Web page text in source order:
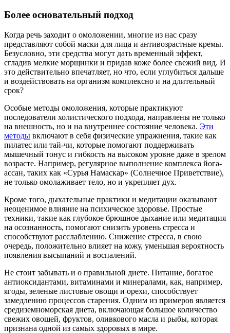
Более основательный подход
Когда речь заходит о омоложении, многие из нас сразу
представляют собой маски для лица и антивозрастные кремы.
Безусловно, эти средства могут дать временный эффект,
сгладив мелкие морщинки и придав коже более свежий вид. И
это действительно впечатляет, но что, если углубиться дальше
и воздействовать на организм комплексно и на длительный
срок?
Особые методы омоложения, которые практикуют
последователи холистического подхода, направлены не только
на внешность, но и на внутреннее состояние человека. Эти
методы включают в себя физические упражнения, такие как
пилатес или тай-чи, которые помогают поддерживать
мышечный тонус и гибкость на высоком уровне даже в зрелом
возрасте. Например, регулярное выполнение комплекса йога-
ассан, таких как «Сурья Намаскар» (Солнечное Приветствие),
не только омолаживает тело, но и укрепляет дух.
Кроме того, дыхательные практики и медитации оказывают
неоценимое влияние на психическое здоровье. Простые
техники, такие как глубокое брюшное дыхание или медитация
на осознанность, помогают снизить уровень стресса и
способствуют расслаблению. Снижение стресса, в свою
очередь, положительно влияет на кожу, уменьшая вероятность
появления высыпаний и воспалений.
Не стоит забывать и о правильной диете. Питание, богатое
антиоксидантами, витаминами и минералами, как, например,
ягоды, зеленые листовые овощи и орехи, способствует
замедлению процессов старения. Одним из примеров является
средиземноморская диета, включающая большое количество
свежих овощей, фруктов, оливкового масла и рыбы, которая
признана одной из самых здоровых в мире.